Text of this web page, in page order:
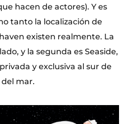
hacen de actores). Y es
tanto la localización de
existen realmente. La
y la segunda es Seaside,
y exclusiva al sur de
mar.